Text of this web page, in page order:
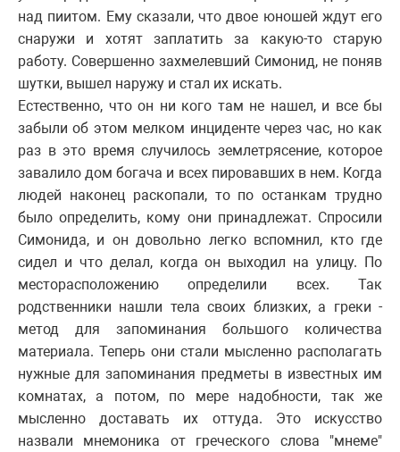
над пиитом. Ему сказали, что двое юношей ждут его
снаружи и хотят заплатить за какую-то старую
работу. Совершенно захмелевший Симонид, не поняв
шутки, вышел наружу и стал их искать.
Естественно, что он ни кого там не нашел, и все бы
забыли об этом мелком инциденте через час, но как
раз в это время случилось землетрясение, которое
завалило дом богача и всех пировавших в нем. Когда
людей наконец раскопали, то по останкам трудно
было определить, кому они принадлежат. Спросили
Симонида, и он довольно легко вспомнил, кто где
сидел и что делал, когда он выходил на улицу. По
месторасположению определили всех. Так
родственники нашли тела своих близких, а греки -
метод для запоминания большого количества
материала. Теперь они стали мысленно располагать
нужные для запоминания предметы в известных им
комнатах, а потом, по мере надобности, так же
мысленно доставать их оттуда. Это искусство
назвали мнемоника от греческого слова "мнеме"